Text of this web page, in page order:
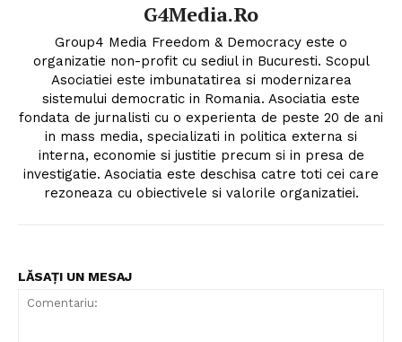
G4Media.ro
Group4 Media Freedom & Democracy este o
organizatie non-profit cu sediul in Bucuresti. Scopul
Asociatiei este imbunatatirea si modernizarea
sistemului democratic in Romania. Asociatia este
fondata de jurnalisti cu o experienta de peste 20 de ani
in mass media, specializati in politica externa si
interna, economie si justitie precum si in presa de
investigatie. Asociatia este deschisa catre toti cei care
rezoneaza cu obiectivele si valorile organizatiei.
LĂSAȚI UN MESAJ